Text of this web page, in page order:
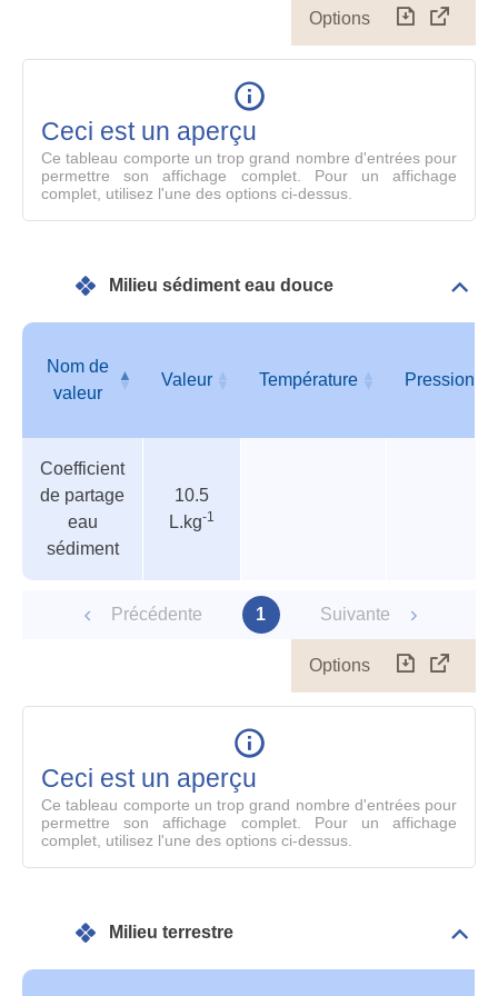
Options
le
Ceci est un aperçu
Ce tableau comporte un trop grand nombre d'entrées pour
permettre son affichage complet. Pour un affichage
complet, utilisez l'une des options ci-dessus.
Milieu sédiment eau douce
des
paramètres
Nom de
valeur
Valeur Température Pression
valeur
Coefficient
de partage
eau
sédiment
10.5
L.kg-1
Précédente 1 Suivante
Options
le
Ceci est un aperçu
Ce tableau comporte un trop grand nombre d'entrées pour
permettre son affichage complet. Pour un affichage
complet, utilisez l'une des options ci-dessus.
Milieu terrestre